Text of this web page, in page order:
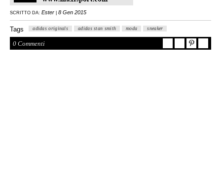
SCRITTO DA: Ester 8 Gen 2015
Tags adidas originals adidas stan smith moda sneaker
0 Commenti